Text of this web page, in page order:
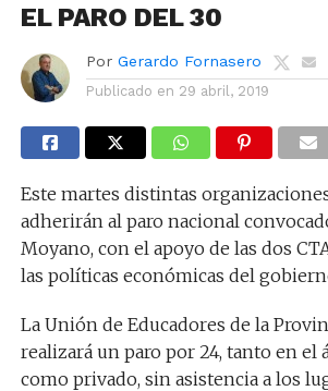
EL PARO DEL 30
Por Gerardo Fornasero
Publicado en 29 abril, 2019
Este martes distintas
adherirán al paro nacional
Moyano, con el apoyo de las dos
las políticas económicas del
La Unión de Educadores de la
realizará un paro por 24, tanto en el
como privado, sin asistencia a los